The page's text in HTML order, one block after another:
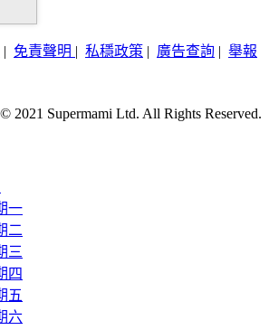
| 免責聲明 | 私穩政策 | 廣告查詢 | 舉報
2021 Supermami Ltd. All Rights Reserved.
一
二
三
四
五
六